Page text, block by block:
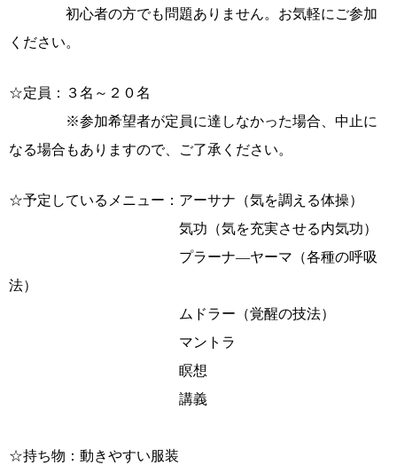
初心者の方でも問題ありません。お気軽にご参加
ください。
☆定員：３名～２０名
※参加希望者が定員に達しなかった場合、中止に
なる場合もありますので、ご了承ください。
☆予定しているメニュー：アーサナ（気を調える体操）
気功（気を充実させる内気功）
プラーナ―ヤーマ（各種の呼吸
法）
ムドラー（覚醒の技法）
マントラ
瞑想
講義
☆持ち物：動きやすい服装